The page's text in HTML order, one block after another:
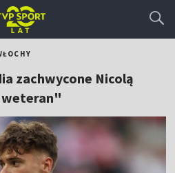
zachwycone Nicolą
weteran"